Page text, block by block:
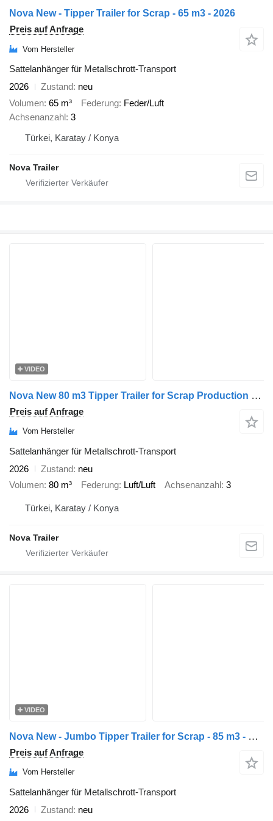
Nova New - Tipper Trailer for Scrap - 65 m3 - 2026
Preis auf Anfrage
Vom Hersteller
Sattelanhänger für Metallschrott-Transport
2026
Zustand neu
Volumen 65 m³ Federung Feder/Luft
Achsenanzahl 3
Türkei, Karatay / Konya
Nova Trailer
VIDEO
Nova New 80 m3 Tipper Trailer for Scrap Production - 2026
Preis auf Anfrage
Vom Hersteller
Sattelanhänger für Metallschrott-Transport
2026
Zustand neu
Volumen 80 m³ Federung Luft/Luft Achsenanzahl 3
Türkei, Karatay / Konya
Nova Trailer
VIDEO
Nova New - Jumbo Tipper Trailer for Scrap - 85 m3 - Hardox - 2026
Preis auf Anfrage
Vom Hersteller
Sattelanhänger für Metallschrott-Transport
2026
Zustand neu